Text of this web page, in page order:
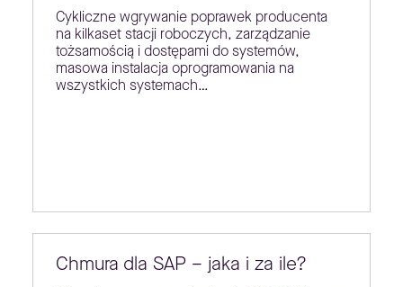
Cykliczne wgrywanie poprawek producenta
na kilkaset stacji roboczych, zarządzanie
tożsamością i dostępami do systemów,
masowa instalacja oprogramowania na
wszystkich systemach…
Chmura dla SAP – jaka i za ile?